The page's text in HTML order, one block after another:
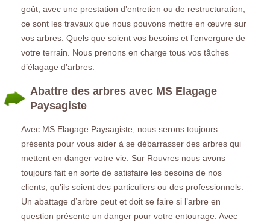
goût, avec une prestation d’entretien ou de restructuration,
ce sont les travaux que nous pouvons mettre en œuvre sur
vos arbres. Quels que soient vos besoins et l’envergure de
votre terrain. Nous prenons en charge tous vos tâches
d’élagage d’arbres.
Abattre des arbres avec MS Elagage
Paysagiste
Avec MS Elagage Paysagiste, nous serons toujours
présents pour vous aider à se débarrasser des arbres qui
mettent en danger votre vie. Sur Rouvres nous avons
toujours fait en sorte de satisfaire les besoins de nos
clients, qu’ils soient des particuliers ou des professionnels.
Un abattage d’arbre peut et doit se faire si l’arbre en
question présente un danger pour votre entourage. Avec